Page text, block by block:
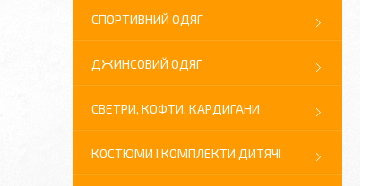
СПОРТИВНИЙ ОДЯГ
ДЖИНСОВИЙ ОДЯГ
СВЕТРИ, КОФТИ, КАРДИГАНИ
КОСТЮМИ І КОМПЛЕКТИ ДИТЯЧІ